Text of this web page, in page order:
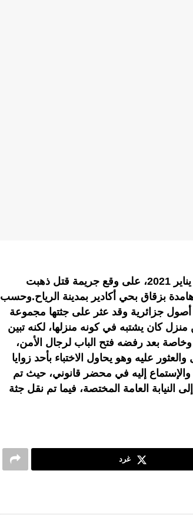
اهتزت مدينة الصويرة صباح اليوم الجمعة فاتح يناير 2021، على وقع جريمة قتل ذهبت
بزقاق بحي أكادير بمدينة الرياح.وحسب
جزائرية وقد عثر على جثتها مجموعة
كان يشتبه في كونه منزلها، لكنه تبين
بعد رفضه فتح الباب لرجال الأمن،
عليه وهو يحاول الاختباء بأحد زوايا
إليه في محضر قانوني، حيث تم
العامة المختصة، فيما تم نقل جثة
غرد